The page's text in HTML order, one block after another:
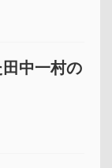
中一村の